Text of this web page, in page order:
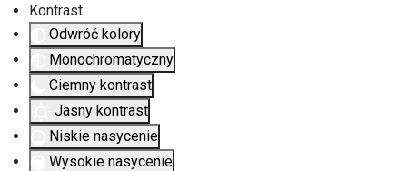
Kontrast
Odwróć kolory
Monochromatyczny
Ciemny kontrast
Jasny kontrast
Niskie nasycenie
Wysokie nasycenie